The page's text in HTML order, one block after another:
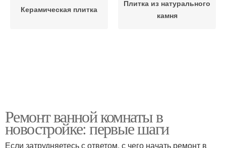
Керамическая плитка
Плитка из натурального
камня
Ремонт ванной комнаты в
новостройке: первые шаги
Если затрудняетесь с ответом, с чего начать ремонт в